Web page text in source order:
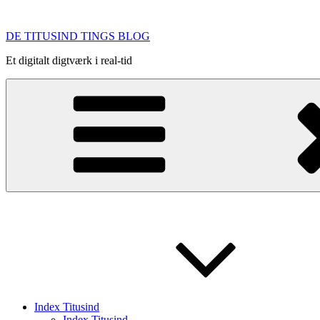
indhold
DE TITUSIND TINGS BLOG
Et digitalt digtværk i real-tid
Index Titusind